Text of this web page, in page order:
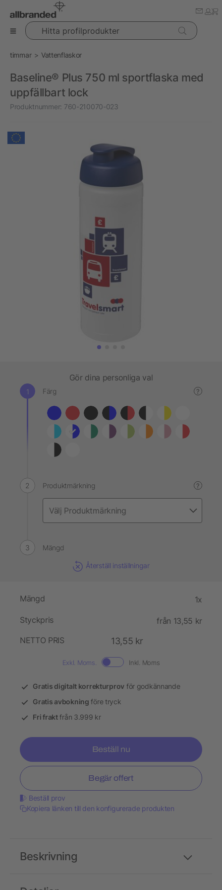
Hitta profilprodukter
timmar Vattenflaskor
Baseline® Plus 750 ml sportflaska med
uppfällbart lock
Produktnummer: 760-210070-023
Gör dina personliga val
Färg ?
Produktmärkning ?
Mängd
Återställ inställningar
Mängd 1x
Styckpris
från 13,55 kr
NETTO PRIS
13,55 kr
Exkl. Moms. Inkl. Moms
Gratis digitalt korrekturprov för godkännande
Gratis avbokning före tryck
Fri fraktfrån 3.999 kr
Beställ nu
Begär offert
Beställ prov
Kopiera länken till den konfigurerade produkten
Beskrivning